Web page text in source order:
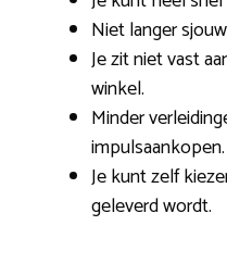
Niet langer
Je zit niet vast
winkel.
Minder
impulsaankopen.
Je kunt zelf
geleverd wordt.